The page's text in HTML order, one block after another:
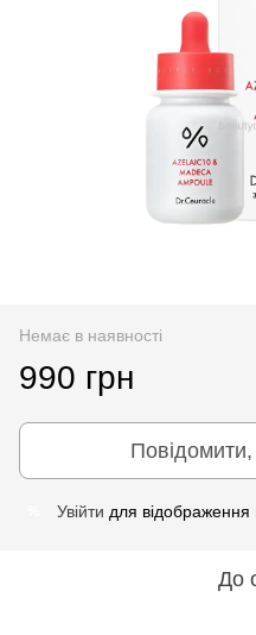
Немає в наявності
990 грн
Увійти для відображення
До